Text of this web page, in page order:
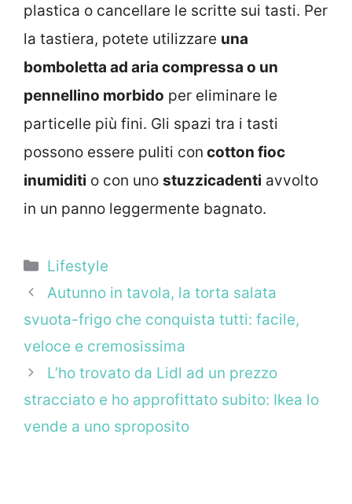
plastica o cancellare le scritte sui tasti. Per
la tastiera, potete utilizzare una
bomboletta ad aria compressa o un
pennellino morbido per eliminare le
particelle più fini. Gli spazi tra i tasti
possono essere puliti con cotton fioc
inumiditi o con uno stuzzicadenti avvolto
in un panno leggermente bagnato.
Categorie
Lifestyle
Autunno in tavola, la torta salata
svuota-frigo che conquista tutti: facile,
veloce e cremosissima
L’ho trovato da Lidl ad un prezzo
stracciato e ho approfittato subito: Ikea lo
vende a uno sproposito